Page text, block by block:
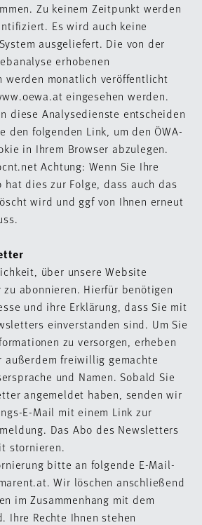
Zu keinem Zeitpunkt werden
Es wird auch keine
ausgeliefert. Die von der
erhobenen
werden monatlich veröffentlicht
eingesehen werden.
diese Analysedienste entscheiden
den folgenden Link, um den ÖWA-
in Ihrem Browser abzulegen.
Achtung: Wenn Sie Ihre
hat dies zur Folge, dass auch das
wird und ggf von Ihnen erneut
über unsere Website
abonnieren. Hierfür benötigen
und ihre Erklärung, dass Sie mit
einverstanden sind. Um Sie
zu versorgen, erheben
außerdem freiwillig gemachte
und Namen. Sobald Sie
angemeldet haben, senden wir
E-Mail mit einem Link zur
Das Abo des Newsletters
stornieren.
bitte an folgende E-Mail-
Wir löschen anschließend
im Zusammenhang mit dem
Ihre Rechte Ihnen stehen